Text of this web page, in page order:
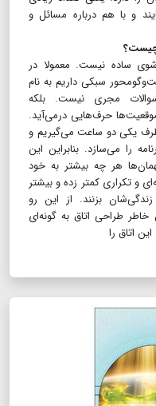
و با هم درباره مسائل و
چیست؟
ساده نیست. معمولا در
سبکی داریم به نام
مجری نیست. بلکه
حرف‌هایی درمی‌آید.
یکی دو ساعت می‌گیریم و
را می‌سازد. بنابراین این
هر چه بیشتر به خود
و تکراری کمتر زده و بیشتر
بزنند. از این رو
طراحی اتاق به گونه‌ای
اتاق را